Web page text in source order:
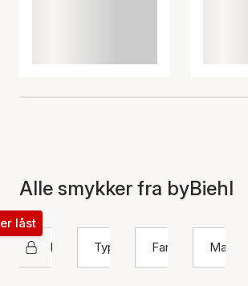
Alle smykker fra byBiehl
byBiehl
låst
Type
Farve